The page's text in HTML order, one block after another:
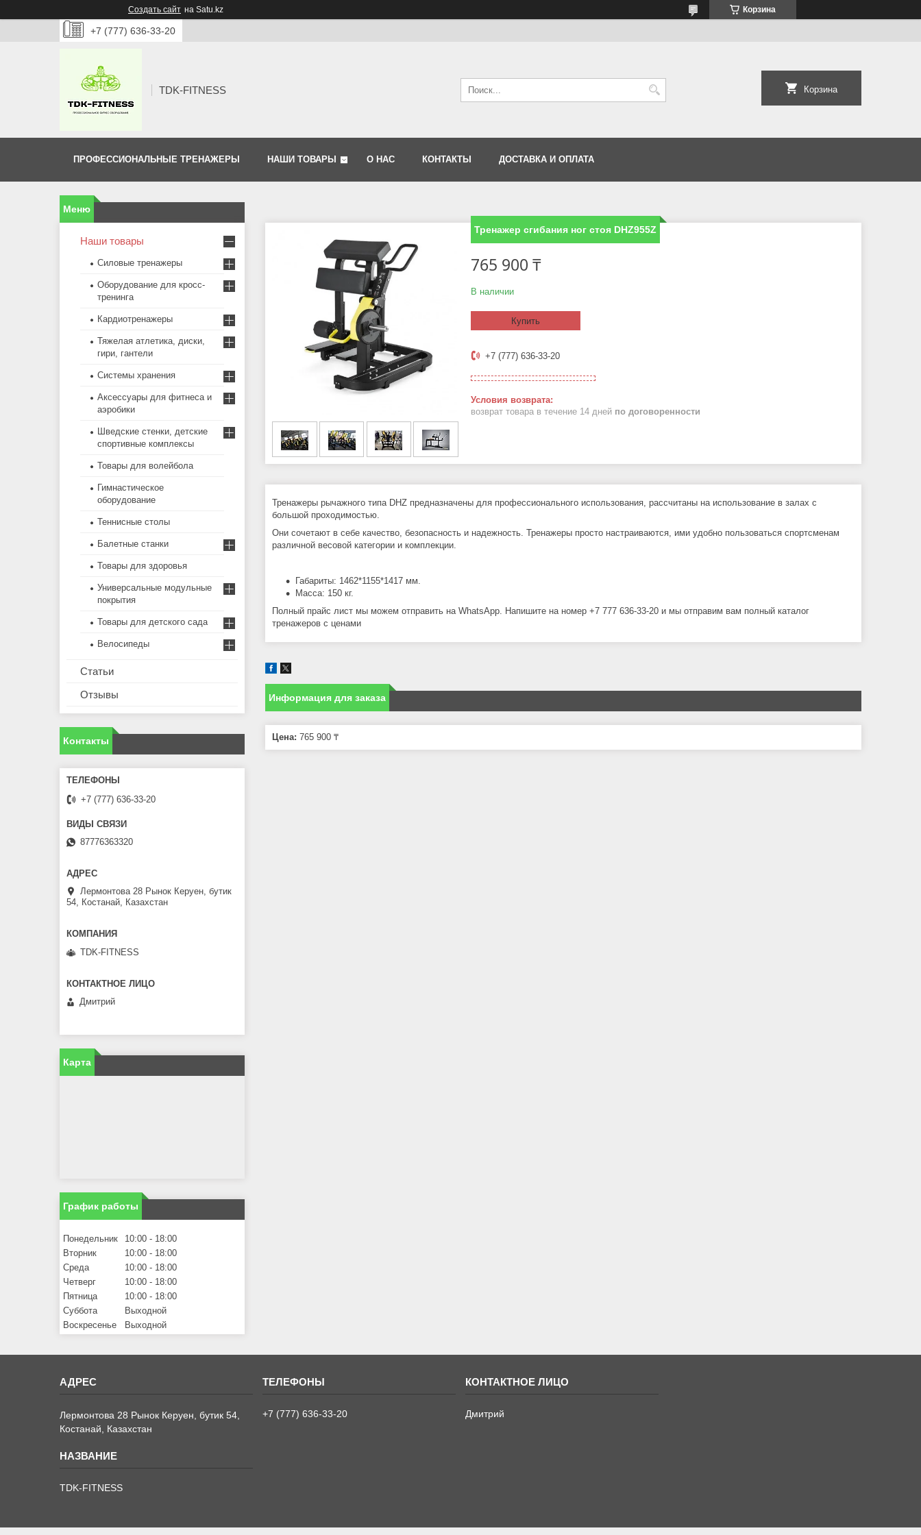
Создать сайт на Satu.kz Корзина
+7 (777) 636-33-20
TDK-FITNESS Корзина
ПРОФЕССИОНАЛЬНЫЕ ТРЕНАЖЕРЫ НАШИ ТОВАРЫ О НАС КОНТАКТЫ ДОСТАВКА И ОПЛАТА
Тренажер сгибания ног стоя DHZ955Z
765 900 ₸
В наличии
Купить
+7 (777) 636-33-20
возврат товара в течение 14 дней по договоренности
Тренажеры рычажного типа DHZ предназначены для профессионального использования, рассчитаны на использование в залах с
большой проходимостью.
Они сочетают в себе качество, безопасность и надежность. Тренажеры просто настраиваются, ими удобно пользоваться спортсменам
различной весовой категории и комплекции.
Габариты: 1462*1155*1417 мм.
Масса: 150 кг.
Полный прайс лист мы можем отправить на WhatsApp. Напишите на номер +7 777 636-33-20 и мы отправим вам полный каталог
тренажеров с ценами
Информация для заказа
Цена: 765 900 ₸
Наши товары
Силовые тренажеры
Оборудование для кросс-
тренинга
Кардиотренажеры
Тяжелая атлетика, диски,
гири, гантели
Системы хранения
Аксессуары для фитнеса и
аэробики
Шведские стенки, детские
спортивные комплексы
Товары для волейбола
Гимнастическое
оборудование
Теннисные столы
Балетные станки
Товары для здоровья
Универсальные модульные
покрытия
Товары для детского сада
Велосипеды
Статьи
Отзывы
Контакты
+7 (777) 636-33-20
87776363320
Лермонтова 28 Рынок Керуен, бутик
54, Костанай, Казахстан
TDK-FITNESS
Дмитрий
Карта
График работы
Понедельник 10:00
18:00
Вторник
10:00
18:00
Среда
10:00
18:00
Четверг
10:00
18:00
Пятница
10:00
18:00
Суббота
Выходной
Воскресенье
Выходной
Лермонтова 28 Рынок Керуен, бутик 54,
Костанай, Казахстан
TDK-FITNESS
+7 (777) 636-33-20 Дмитрий